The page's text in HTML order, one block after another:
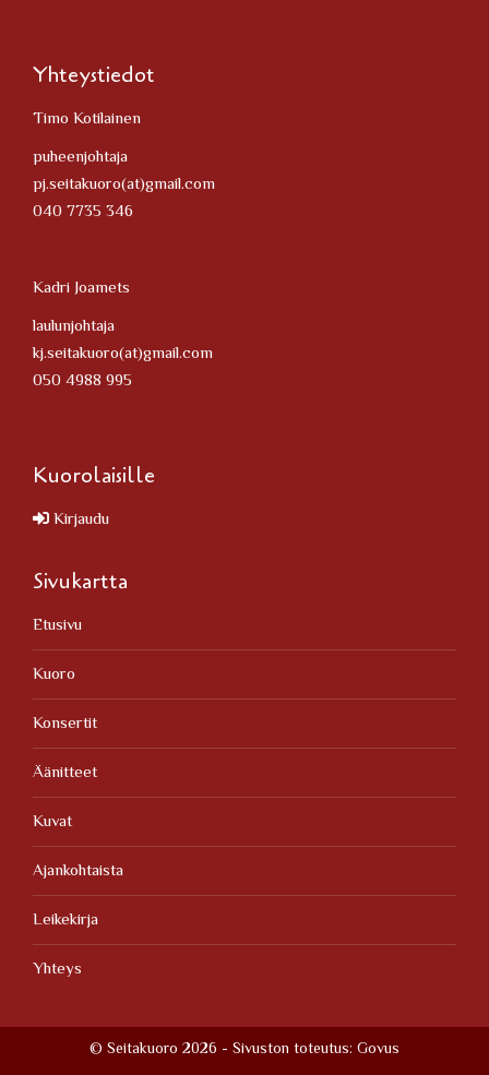
Yhteystiedot
Timo Kotilainen
puheenjohtaja
pj.seitakuoro(at)gmail.com
040 7735 346
Kadri Joamets
laulunjohtaja
kj.seitakuoro(at)gmail.com
050 4988 995
Kuorolaisille
Kirjaudu
Sivukartta
Etusivu
Kuoro
Konsertit
Äänitteet
Kuvat
Ajankohtaista
Leikekirja
Yhteys
© Seitakuoro 2026 - Sivuston toteutus: Govus